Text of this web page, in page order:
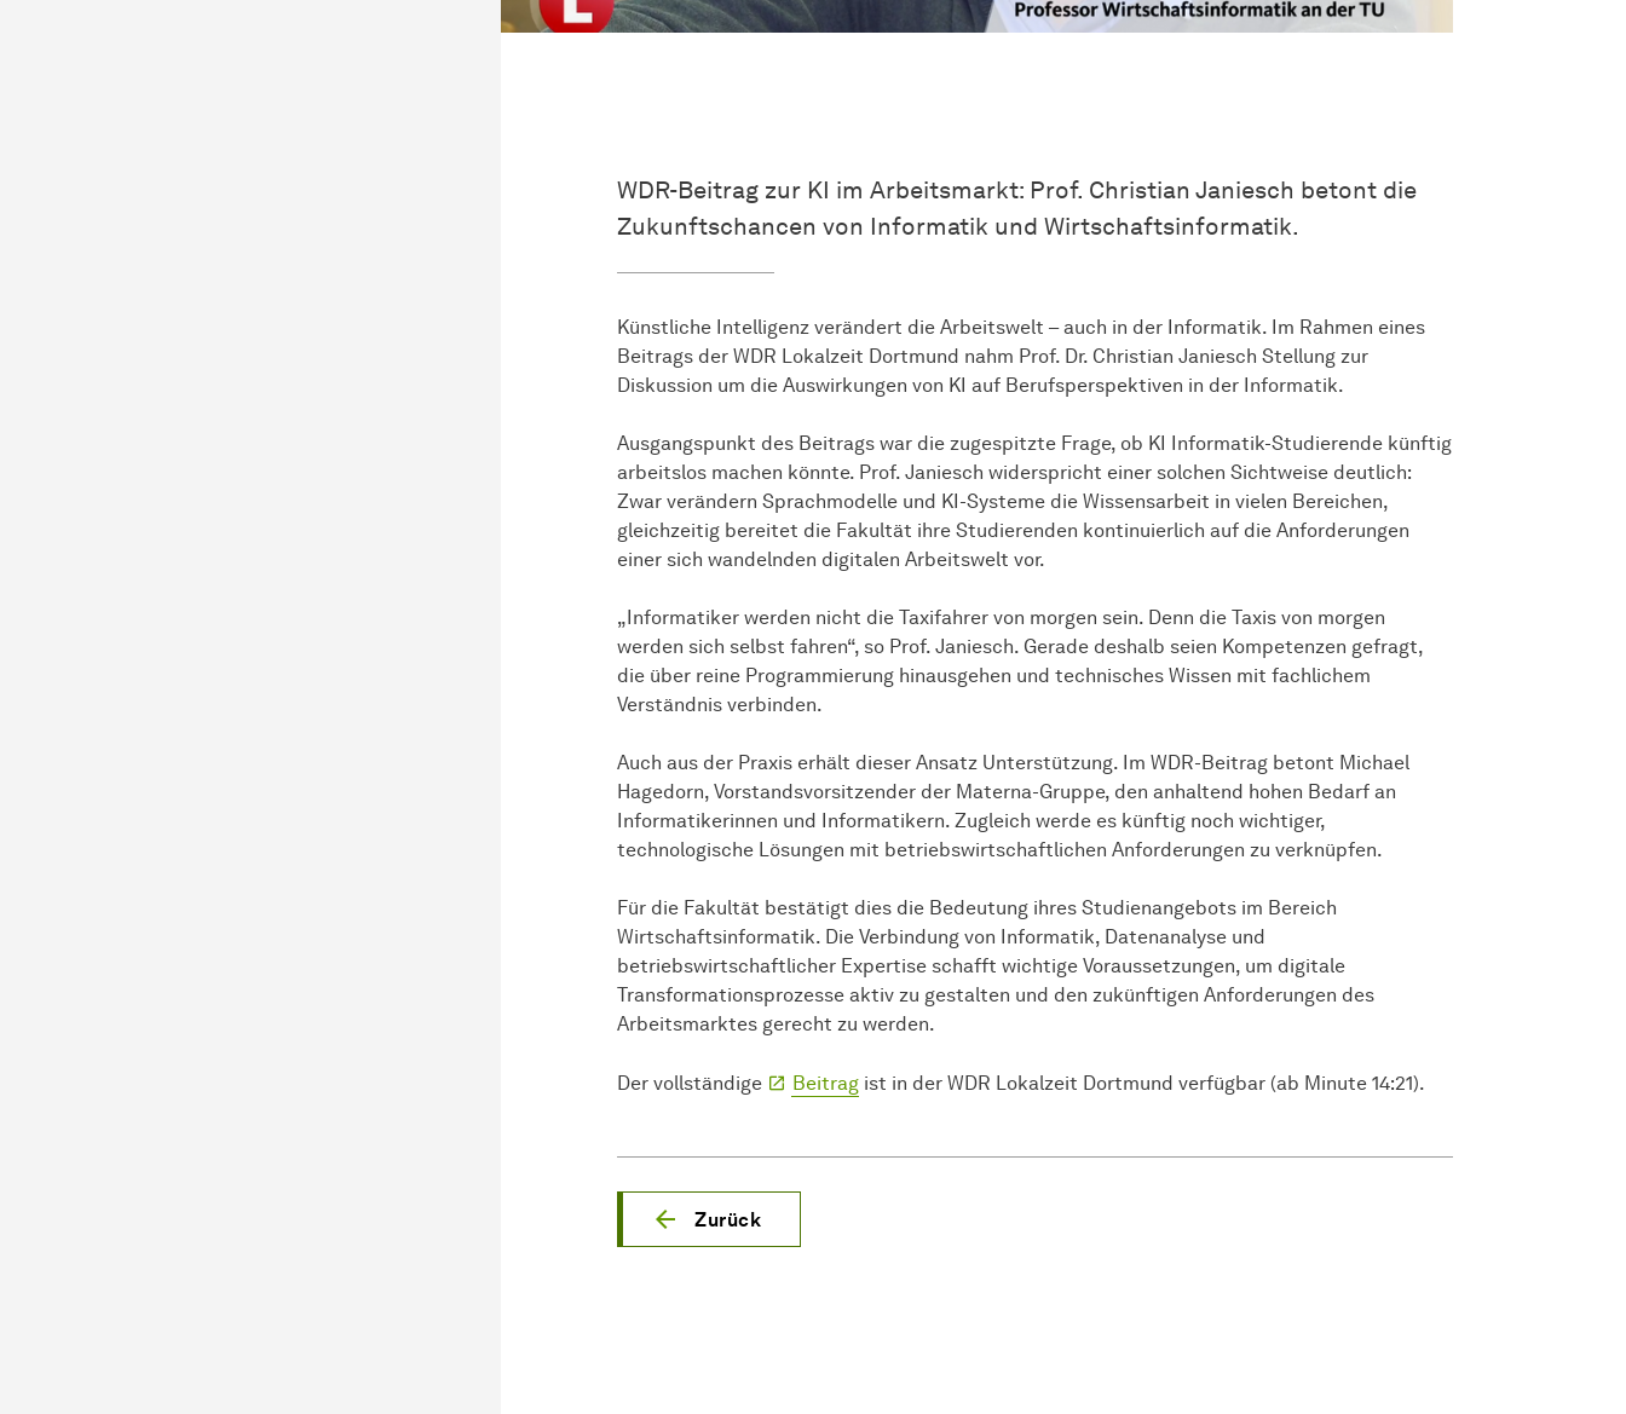
WDR-Beitrag zur KI im Arbeitsmarkt: Prof. Christian Janiesch betont die
Zukunftschancen von Informatik und Wirtschaftsinformatik.
Künstliche Intelligenz verändert die Arbeitswelt – auch in der Informatik. Im Rahmen eines
Beitrags der WDR Lokalzeit Dortmund nahm Prof. Dr. Christian Janiesch Stellung zur
Diskussion um die Auswirkungen von KI auf Berufsperspektiven in der Informatik.
Ausgangspunkt des Beitrags war die zugespitzte Frage, ob KI Informatik-Studierende künftig
arbeitslos machen könnte. Prof. Janiesch widerspricht einer solchen Sichtweise deutlich:
Zwar verändern Sprachmodelle und KI-Systeme die Wissensarbeit in vielen Bereichen,
gleichzeitig bereitet die Fakultät ihre Studierenden kontinuierlich auf die Anforderungen
einer sich wandelnden digitalen Arbeitswelt vor.
„Informatiker werden nicht die Taxifahrer von morgen sein. Denn die Taxis von morgen
werden sich selbst fahren“, so Prof. Janiesch. Gerade deshalb seien Kompetenzen gefragt,
die über reine Programmierung hinausgehen und technisches Wissen mit fachlichem
Verständnis verbinden.
Auch aus der Praxis erhält dieser Ansatz Unterstützung. Im WDR-Beitrag betont Michael
Hagedorn, Vorstandsvorsitzender der Materna-Gruppe, den anhaltend hohen Bedarf an
Informatikerinnen und Informatikern. Zugleich werde es künftig noch wichtiger,
technologische Lösungen mit betriebswirtschaftlichen Anforderungen zu verknüpfen.
Für die Fakultät bestätigt dies die Bedeutung ihres Studienangebots im Bereich
Wirtschaftsinformatik. Die Verbindung von Informatik, Datenanalyse und
betriebswirtschaftlicher Expertise schafft wichtige Voraussetzungen, um digitale
Transformationsprozesse aktiv zu gestalten und den zukünftigen Anforderungen des
Arbeitsmarktes gerecht zu werden.
Der vollständige Beitrag ist in der WDR Lokalzeit Dortmund verfügbar (ab Minute 14:21).
Zurück